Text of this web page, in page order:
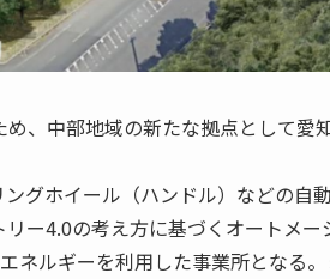
、中部地域の新たな拠点として愛
グホイール（ハンドル）などの自
ー4.0の考え方に基づくオートメー
ネルギーを利用した事業所となる